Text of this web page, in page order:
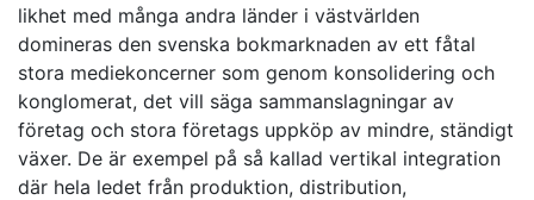
likhet med många andra länder i västvärlden
domineras den svenska bokmarknaden av ett fåtal
stora mediekoncerner som genom konsolidering och
konglomerat, det vill säga sammanslagningar av
företag och stora företags uppköp av mindre, ständigt
växer. De är exempel på så kallad vertikal integration
där hela ledet från produktion, distribution,